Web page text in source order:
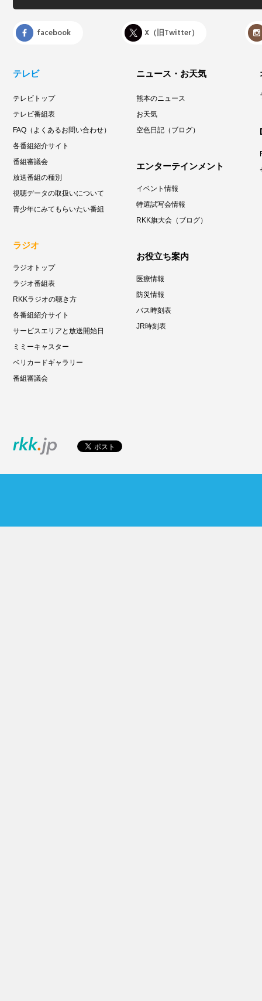
facebook X（旧Twitter）
テレビ
テレビトップ
テレビ番組表
FAQ（よくあるお問い合わせ）
各番組紹介サイト
番組審議会
放送番組の種別
視聴データの取扱いについて
青少年にみてもらいたい番組
ラジオ
ラジオトップ
ラジオ番組表
RKKラジオの聴き方
各番組紹介サイト
サービスエリアと放送開始日
ミミーキャスター
ベリカードギャラリー
番組審議会
ニュース・お天気
熊本のニュース
お天気
空色日記（ブログ）
エンターテインメント
イベント情報
特選試写会情報
RKK旗大会（ブログ）
お役立ち案内
医療情報
防災情報
バス時刻表
JR時刻表